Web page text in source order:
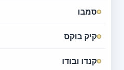
סמבו
קיק בוקס
קנדו ובודו